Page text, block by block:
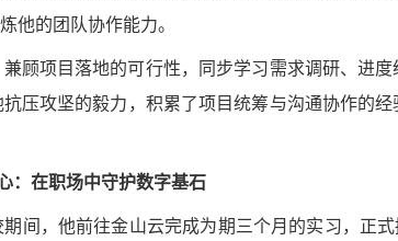
他的团队协作能力。
顾项目落地的可行性，同步学习需求调研、进度
压攻坚的毅力，积累了项目统筹与沟通协作的经
：在职场中守护数字基石
间，他前往金山云完成为期三个月的实习，正